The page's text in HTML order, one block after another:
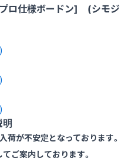
ロ仕様ボードン] (シモジ
明
が不安定となっております。
ご案内しております。